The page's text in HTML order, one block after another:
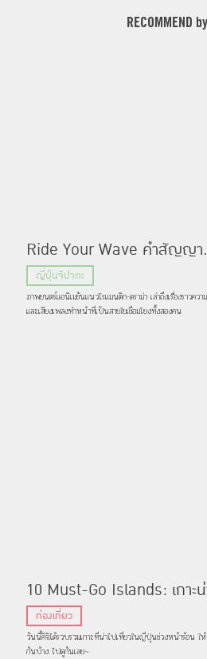
RECOMMEND
Ride Your Wave คำสัญญา
ญี่ปุ่นจิปาถะ
ภาพยนตร์แอนิเมชันแนวโรแมนติก-ดราม่า เล่าถึงเรื่องราวคว
และเสียงเพลงทำหน้าที่เป็นสายใยเชื่อมโยงทั้งสองคน
10 Must-Go Islands: เกาะ
หน้าร้อนนี้
ท่องเที่ยว
วันนี้คิจิได้รวบรวมเกาะที่น่าไปเที่ยวในญี่ปุ่นช่วงหน้าร้อน ใ
กันบ้าง ไปดูกันเลย~